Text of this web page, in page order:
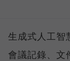
生成式人工智
會議記錄、文